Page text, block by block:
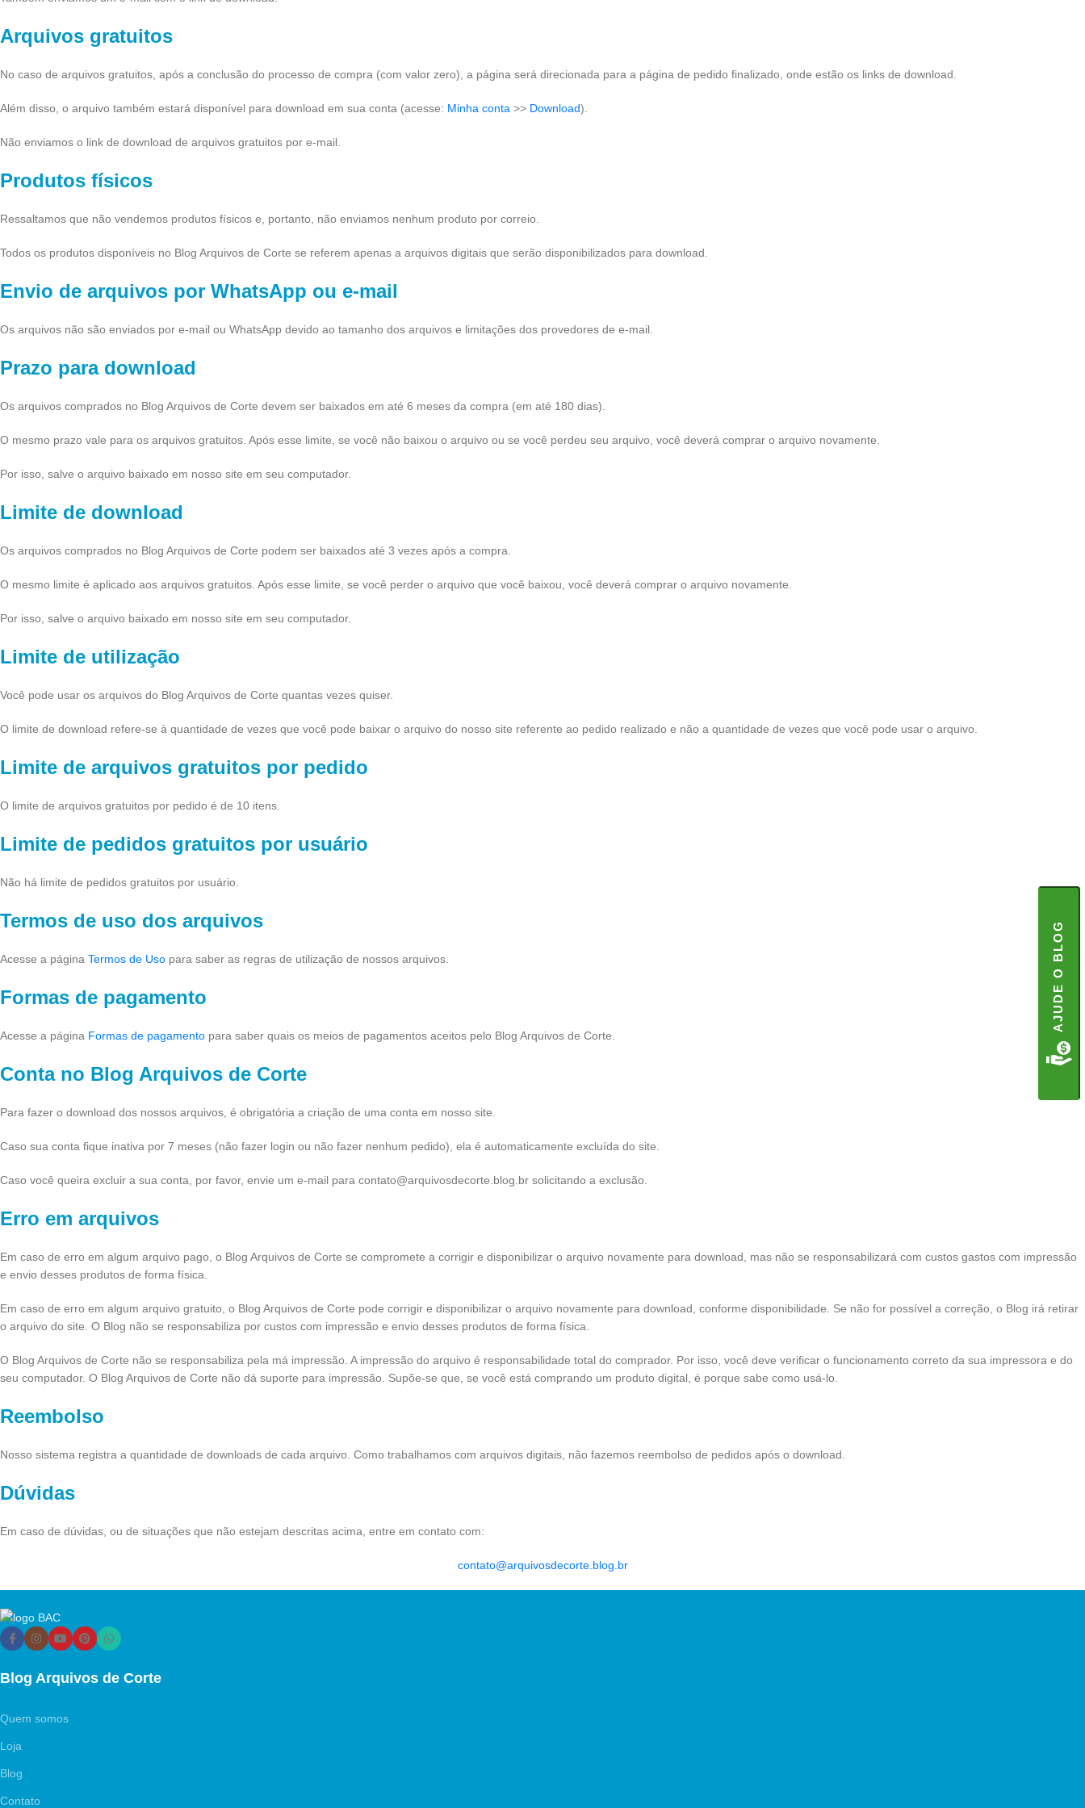
Arquivos gratuitos
No caso de arquivos gratuitos, após a conclusão do processo de compra (com valor zero), a página será direcionada para a página de pedido finalizado, onde estão os links de download.
Além disso, o arquivo também estará disponível para download em sua conta (acesse: Minha conta >> Download).
Não enviamos o link de download de arquivos gratuitos por e-mail.
Produtos físicos
Ressaltamos que não vendemos produtos físicos e, portanto, não enviamos nenhum produto por correio.
Todos os produtos disponíveis no Blog Arquivos de Corte se referem apenas a arquivos digitais que serão disponibilizados para download.
Envio de arquivos por WhatsApp ou e-mail
Os arquivos não são enviados por e-mail ou WhatsApp devido ao tamanho dos arquivos e limitações dos provedores de e-mail.
Prazo para download
Os arquivos comprados no Blog Arquivos de Corte devem ser baixados em até 6 meses da compra (em até 180 dias).
O mesmo prazo vale para os arquivos gratuitos. Após esse limite, se você não baixou o arquivo ou se você perdeu seu arquivo, você deverá comprar o arquivo novamente.
Por isso, salve o arquivo baixado em nosso site em seu computador.
Limite de download
Os arquivos comprados no Blog Arquivos de Corte podem ser baixados até 3 vezes após a compra.
O mesmo limite é aplicado aos arquivos gratuitos. Após esse limite, se você perder o arquivo que você baixou, você deverá comprar o arquivo novamente.
Por isso, salve o arquivo baixado em nosso site em seu computador.
Limite de utilização
Você pode usar os arquivos do Blog Arquivos de Corte quantas vezes quiser.
O limite de download refere-se à quantidade de vezes que você pode baixar o arquivo do nosso site referente ao pedido realizado e não a quantidade de vezes que você pode usar o arquivo.
Limite de arquivos gratuitos por pedido
O limite de arquivos gratuitos por pedido é de 10 itens.
Limite de pedidos gratuitos por usuário
Não há limite de pedidos gratuitos por usuário.
Termos de uso dos arquivos
Acesse a página Termos de Uso para saber as regras de utilização de nossos arquivos.
Formas de pagamento
Acesse a página Formas de pagamento para saber quais os meios de pagamentos aceitos pelo Blog Arquivos de Corte.
Conta no Blog Arquivos de Corte
Para fazer o download dos nossos arquivos, é obrigatória a criação de uma conta em nosso site.
Caso sua conta fique inativa por 7 meses (não fazer login ou não fazer nenhum pedido), ela é automaticamente excluída do site.
Caso você queira excluir a sua conta, por favor, envie um e-mail para contato@arquivosdecorte.blog.br solicitando a exclusão.
Erro em arquivos
Em caso de erro em algum arquivo pago, o Blog Arquivos de Corte se compromete a corrigir e disponibilizar o arquivo novamente para download, mas não se responsabilizará com custos gastos com impressão
e envio desses produtos de forma física.
Em caso de erro em algum arquivo gratuito, o Blog Arquivos de Corte pode corrigir e disponibilizar o arquivo novamente para download, conforme disponibilidade. Se não for possível a correção, o Blog irá retirar
o arquivo do site. O Blog não se responsabiliza por custos com impressão e envio desses produtos de forma física.
O Blog Arquivos de Corte não se responsabiliza pela má impressão. A impressão do arquivo é responsabilidade total do comprador. Por isso, você deve verificar o funcionamento correto da sua impressora e do
seu computador. O Blog Arquivos de Corte não dá suporte para impressão. Supõe-se que, se você está comprando um produto digital, é porque sabe como usá-lo.
Reembolso
Nosso sistema registra a quantidade de downloads de cada arquivo. Como trabalhamos com arquivos digitais, não fazemos reembolso de pedidos após o download.
Dúvidas
Em caso de dúvidas, ou de situações que não estejam descritas acima, entre em contato com:
contato@arquivosdecorte.blog.br
Blog Arquivos de Corte
Quem somos
Loja
Blog
Contato
AJUDE O BLOG